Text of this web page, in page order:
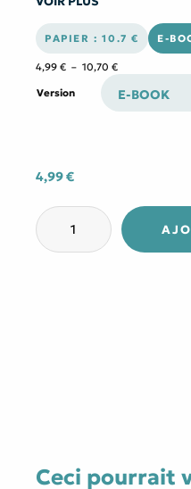
Né à Quimper en 1955,
Bretagne. Après des études
Poste.
christianisme, au bouddhisme et
PAPIER : 10.7 € E-
4,99 € – 10,70 €Plage
prix :
4,99 €
Version
4,99€
quantité
de
Une
voie
Ceci pourrait